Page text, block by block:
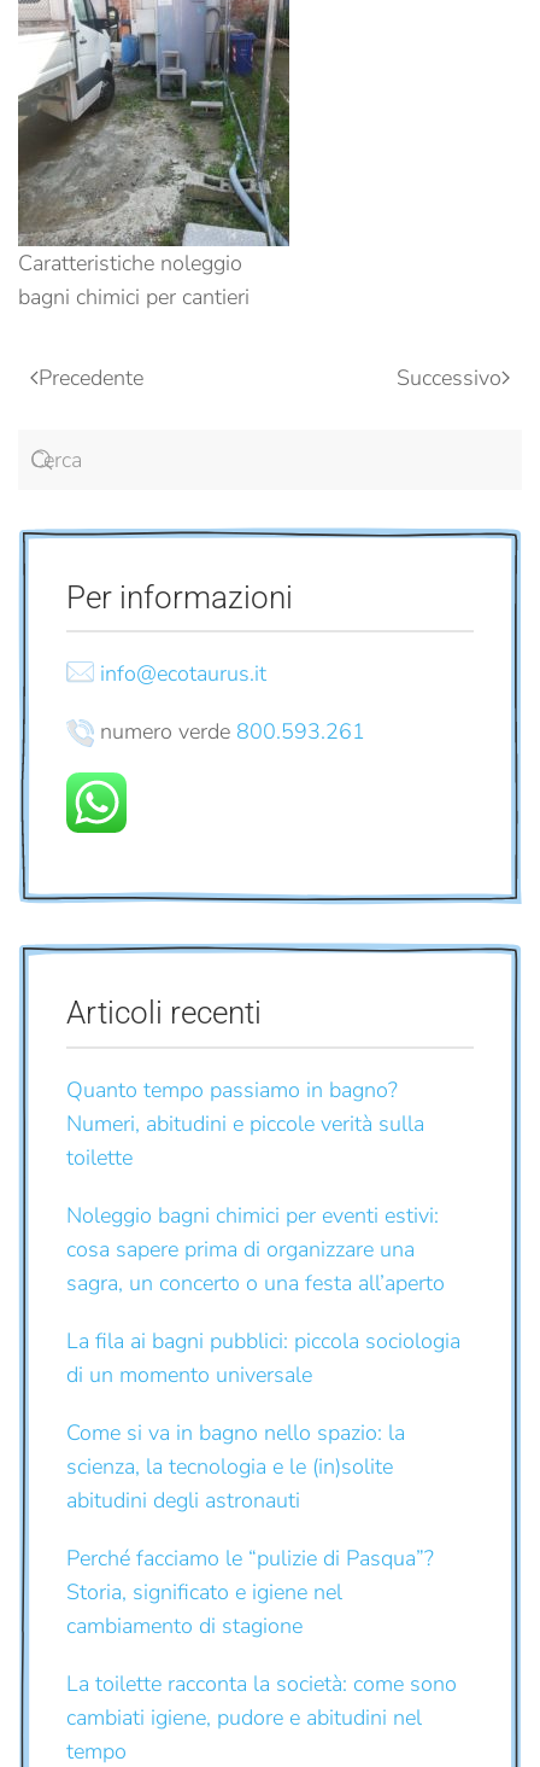
Caratteristiche noleggio
bagni chimici per cantieri
Precedente Successivo
Per informazioni
info@ecotaurus.it
numero verde 800.593.261
Articoli recenti
Quanto tempo passiamo in bagno?
Numeri, abitudini e piccole verità sulla
toilette
Noleggio bagni chimici per eventi estivi:
cosa sapere prima di organizzare una
sagra, un concerto o una festa all’aperto
La fila ai bagni pubblici: piccola sociologia
di un momento universale
Come si va in bagno nello spazio: la
scienza, la tecnologia e le (in)solite
abitudini degli astronauti
Perché facciamo le “pulizie di Pasqua”?
Storia, significato e igiene nel
cambiamento di stagione
La toilette racconta la società: come sono
cambiati igiene, pudore e abitudini nel
tempo